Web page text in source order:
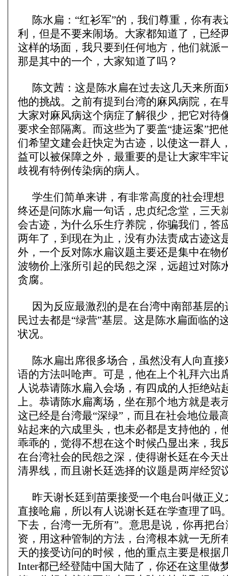
陈水扁：“红衫军”的，我们尊重，你有表
利，但是不要来闹场。大家都知道了，已经
这样的场面，我只要到任何地方，他们就派
那是其中的一个，大家知道了吗？
陈文茜：这是陈水扁在过去这几天来所
他的挑战。之前有提到台湾的麻风病院，在
大家对麻风病这个病症了解很少，把它对待
要求全部隔离。而这些为了要盖“捷运案”把
们希望文建会赶快定为古迹，以使这一群人
益可以被保障之外，最重要的是让大家牢牢
歧视有特例传染病的病人。
学生们简单来讲，有非常高度的社会理
终还是问陈水扁一句话，忠贞纪念堂，三天
会古迹，为什么乐生疗养院，你骗我们，答
两年了，到现在为止，没有办法责成古迹这
外，一个反对陈水扁议题主要还是集中在物
波物价上涨所引起的民怨之深，远超过对陈
贪腐。
因为反应最激烈的是在台湾中南部基层
民过去都是“绿营”基层。这是陈水扁面临的
状况。
陈水扁出席很多场合，虽然没有人向直
语的方法叫呛声。可是，他在上个礼拜六出
人说恭请陈水扁入会场，有四成的人拒绝站
上。恭请陈水扁离场，坐在那个地方就是表
这已经是台湾最“深绿”，而且在社会地位最
站起来的六成里头，也未必都是支持他的，
乖乖的，觉得不想在这个时候凸显出来，我
在台湾社会的民怨之深，使得谢长廷在今天
清界线，而且谢长廷选择的议题是两岸经贸
昨天谢长廷到苗栗接受一个电台叫做正
直接呛扁，所以有人说谢长廷在学查理了吗
下去，台湾一无所有”。意思是说，你再把
资，用这种管制的方法，台湾根本就一无所
天的接受访问的时候，他的重点主要是根据
Inter都已经登陆中国大陆了，你还在这里做